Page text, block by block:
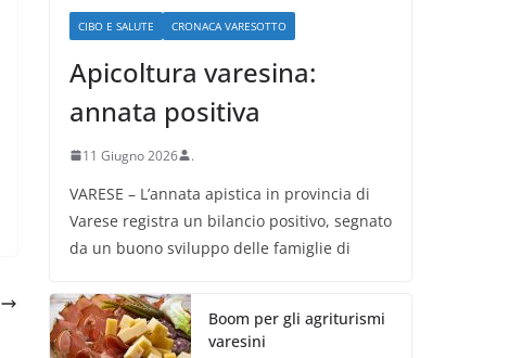
CIBO E SALUTE CRONACA VARESOTTO
Apicoltura varesina:
annata positiva
11 Giugno 2026 .
VARESE – L’annata apistica in provincia di
Varese registra un bilancio positivo, segnato
da un buono sviluppo delle famiglie di
Boom per gli agriturismi
varesini